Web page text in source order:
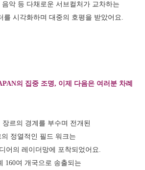
악 등 다채로운 서브컬처가 교차하는
를 시각화하며 대중의 호평을 받았어요.
의 집중 조명, 이제 다음은 여러분 차례
장르의 경계를 부수며 전개된
의 정열적인 필드 워크는
어의 레이더망에 포착되었어요.
160여 개국으로 송출되는